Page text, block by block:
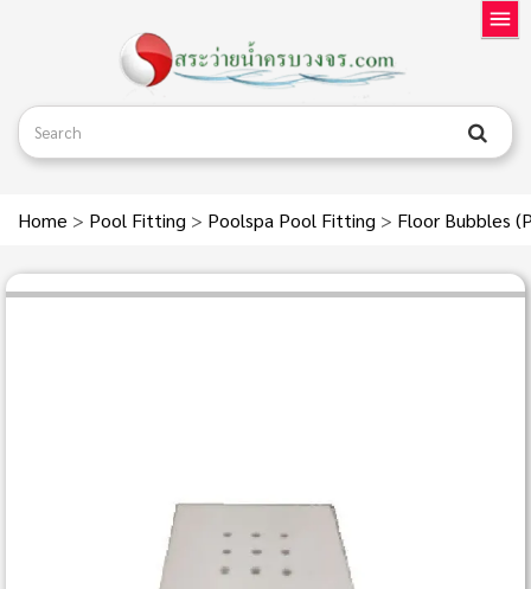
Home > Pool Fitting > Poolspa Pool Fitting > Floor Bubbles